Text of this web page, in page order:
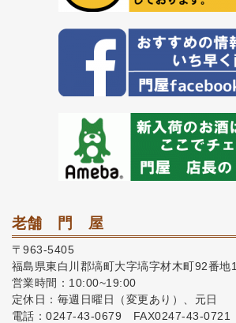
老舗 門 屋
〒963-5405
福島県東白川郡塙町大字塙字材木町92番地1
営業時間：10:00~19:00
定休日：毎週日曜日（変更あり）、元日
電話：0247-43-0679 FAX0247-43-0721